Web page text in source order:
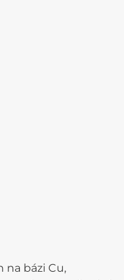
na bázi Cu,